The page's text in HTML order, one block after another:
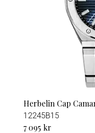
Herbelin Cap
12245B15
7 095 kr